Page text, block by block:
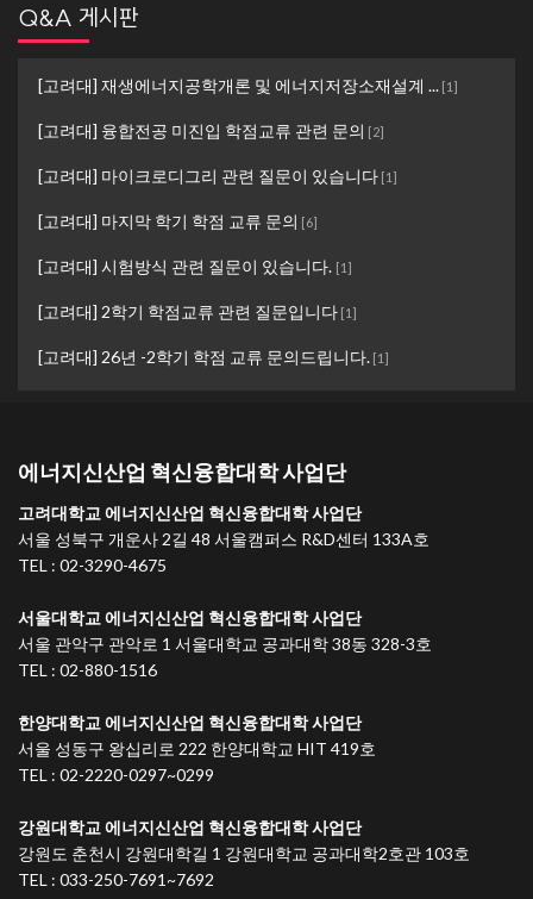
Q&A 게시판
[고려대] 재생에너지공학개론 및 에너지저장소재설계 ... [1]
[고려대] 융합전공 미진입 학점교류 관련 문의 [2]
[고려대] 마이크로디그리 관련 질문이 있습니다 [1]
[고려대] 마지막 학기 학점 교류 문의 [6]
[고려대] 시험방식 관련 질문이 있습니다. [1]
[고려대] 2학기 학점교류 관련 질문입니다 [1]
[고려대] 26년 -2학기 학점 교류 문의드립니다. [1]
에너지신산업 혁신융합대학 사업단
고려대학교 에너지신산업 혁신융합대학 사업단
서울 성북구 개운사 2길 48 서울캠퍼스 R&D센터 133A호
TEL : 02-3290-4675
서울대학교 에너지신산업 혁신융합대학 사업단
서울 관악구 관악로 1 서울대학교 공과대학 38동 328-3호
TEL : 02-880-1516
한양대학교 에너지신산업 혁신융합대학 사업단
서울 성동구 왕십리로 222 한양대학교 HIT 419호
TEL : 02-2220-0297~0299
강원대학교 에너지신산업 혁신융합대학 사업단
강원도 춘천시 강원대학길 1 강원대학교 공과대학2호관 103호
TEL : 033-250-7691~7692